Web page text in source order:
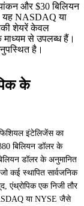
और $30 बिलियन
यह NASDAQ या
शेयरें केवल
माध्यम से उपलब्ध हैं।
है।
के
इंटेलिजेंस का
बिलियन डॉलर के
डॉलर के अनुमानित
कई स्थापित सार्वजनिक
एंथ्रोपिक एक निजी तौर
या NYSE जैसे